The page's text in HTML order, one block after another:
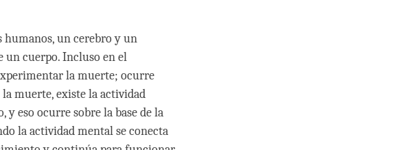
humanos, un cerebro y un
un cuerpo. Incluso en el
la muerte; ocurre
la muerte, existe la actividad
eso ocurre sobre la base de la
la actividad mental se conecta